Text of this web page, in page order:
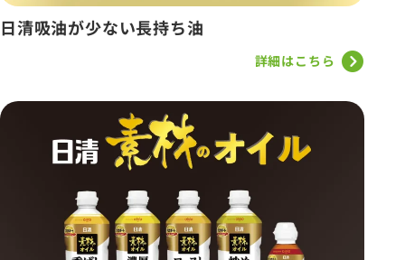
日清吸油が少ない長持ち油
詳細はこちら